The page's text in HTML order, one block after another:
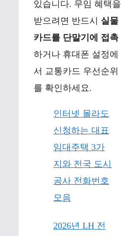
있습니다. 무임 혜택을
받으려면 반드시 실물
카드를 단말기에 접촉
하거나 휴대폰 설정에
서 교통카드 우선순위
를 확인하세요.
인터넷 몰라도
신청하는 대표
임대주택 3가
지와 전국 도시
공사 전화번호
모음
2026년 LH 전